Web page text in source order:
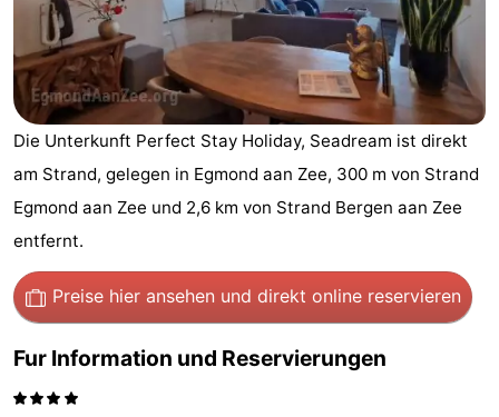
De
Graaf
Egmont
-
Landgoed
Huize
Glory
-
Zeeparel
Campingplätze
Ferienhäuser
Buiten
Bergen
-
De
-
Die Unterkunft Perfect Stay Holiday, Seadream ist direkt
am Strand, gelegen in Egmond aan Zee, 300 m von Strand
Egmond aan Zee und 2,6 km von Strand Bergen aan Zee
entfernt.
Preise hier ansehen und direkt online reservieren
Fur Information und Reservierungen